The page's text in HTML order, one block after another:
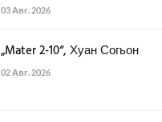
03 Авг. 2026
„Mater 2-10“, Хуан Согьон
02 Авг. 2026